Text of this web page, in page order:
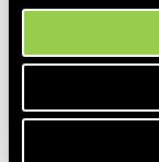
La liste
avons ajoutée à